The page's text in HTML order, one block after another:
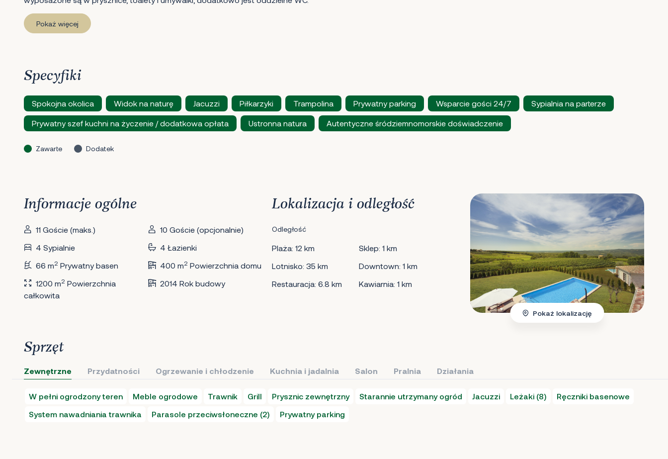
Pokaż więcej
Specyfiki
Spokojna okolica Widok na naturę Jacuzzi Piłkarzyki Trampolina Prywatny parking Wsparcie gości 24/7 Sypialnia na parterze
Prywatny szef kuchni na życzenie / dodatkowa opłata Ustronna natura Autentyczne śródziemnomorskie doświadczenie
Zawarte Dodatek
Informacje ogólne
11 Goście (maks.)
10 Goście (opcjonalnie)
4 Sypialnie
4 Łazienki
66 m2 Prywatny basen 400 m2 Powierzchnia domu
1200 m2 Powierzchnia
całkowita
2014 Rok budowy
Lokalizacja i odległość
Odległość
Plaża: 12 km
Sklep: 1 km
Lotnisko: 35 km
Downtown: 1 km
Restauracja: 6.8 km
Kawiarnia: 1 km
Pokaż lokalizację
Sprzęt
Zewnętrzne Przydatności Ogrzewanie i chłodzenie Kuchnia i jadalnia Salon Pralnia Działania
W pełni ogrodzony teren Meble ogrodowe Trawnik Grill Prysznic zewnętrzny Starannie utrzymany ogród Jacuzzi Leżaki (8)
Ręczniki basenowe
System nawadniania trawnika
Parasole przeciwsłoneczne (2) Prywatny parking